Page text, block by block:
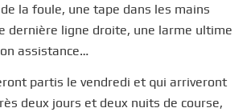
la foule, une tape dans les mains
dernière ligne droite, une larme ultime
assistance…
partis le vendredi et qui arriveront
deux jours et deux nuits de course,